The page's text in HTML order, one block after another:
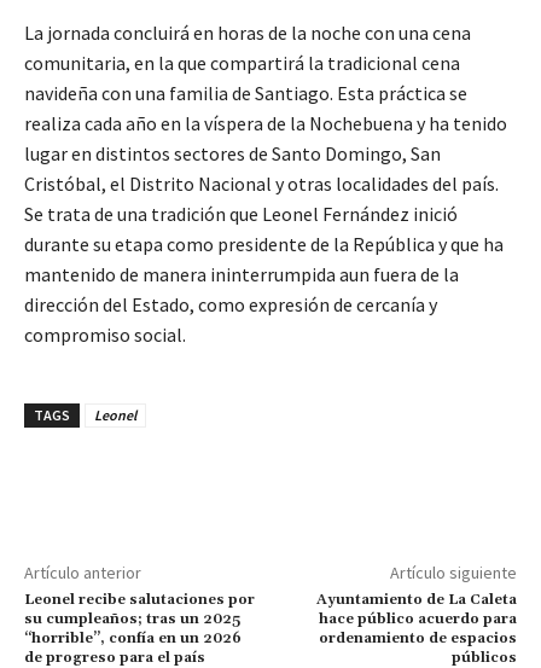
La jornada concluirá en horas de la noche con una cena
comunitaria, en la que compartirá la tradicional cena
navideña con una familia de Santiago. Esta práctica se
realiza cada año en la víspera de la Nochebuena y ha tenido
lugar en distintos sectores de Santo Domingo, San
Cristóbal, el Distrito Nacional y otras localidades del país.
Se trata de una tradición que Leonel Fernández inició
durante su etapa como presidente de la República y que ha
mantenido de manera ininterrumpida aun fuera de la
dirección del Estado, como expresión de cercanía y
compromiso social.
TAGS Leonel
Artículo anterior
Leonel recibe salutaciones por
su cumpleaños; tras un 2025
“horrible”, confía en un 2026
de progreso para el país
Artículo siguiente
Ayuntamiento de La Caleta
hace público acuerdo para
ordenamiento de espacios
públicos